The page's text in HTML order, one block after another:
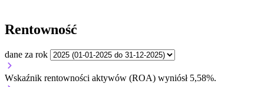
Rentowność
dane za rok
Wskaźnik rentowności aktywów (ROA) wyniósł 5,58%.